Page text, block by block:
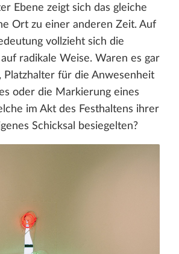
Ebene zeigt sich das gleiche
Ort zu einer anderen Zeit. Auf
vollzieht sich die
radikale Weise. Waren es gar
Platzhalter für die Anwesenheit
oder die Markierung eines
im Akt des Festhaltens ihrer
Schicksal besiegelten?